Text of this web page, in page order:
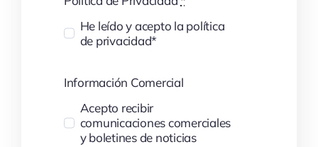
He leído y acepto la política
de privacidad*
Información Comercial
Acepto recibir
comunicaciones comerciales
y boletines de noticias